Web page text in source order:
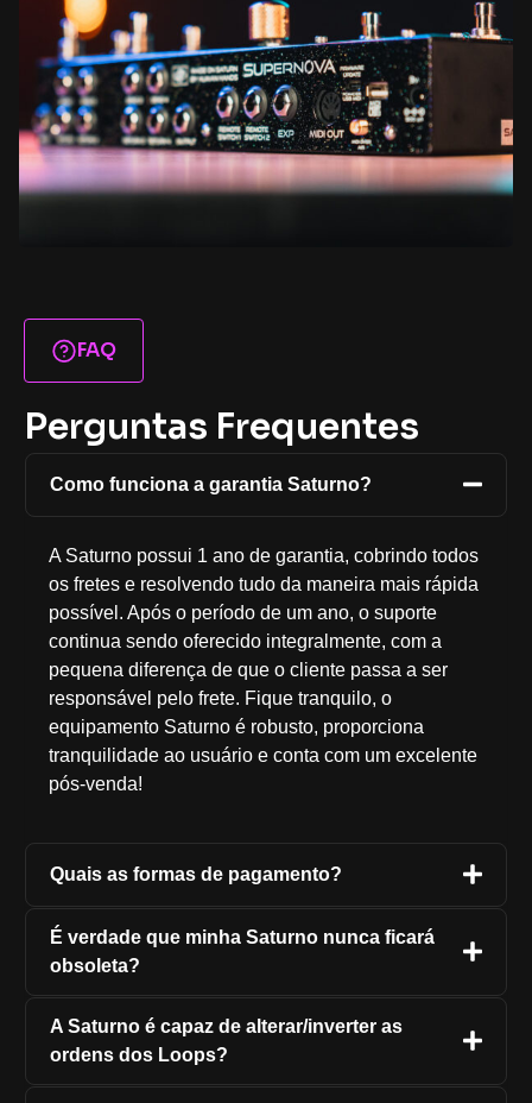
FAQ
Perguntas Frequentes
Como funciona a garantia Saturno?
A Saturno possui 1 ano de garantia, cobrindo todos
os fretes e resolvendo tudo da maneira mais rápida
possível. Após o período de um ano, o suporte
continua sendo oferecido integralmente, com a
pequena diferença de que o cliente passa a ser
responsável pelo frete. Fique tranquilo, o
equipamento Saturno é robusto, proporciona
tranquilidade ao usuário e conta com um excelente
pós-venda!
Quais as formas de pagamento?
É verdade que minha Saturno nunca ficará
obsoleta?
A Saturno é capaz de alterar/inverter as
ordens dos Loops?